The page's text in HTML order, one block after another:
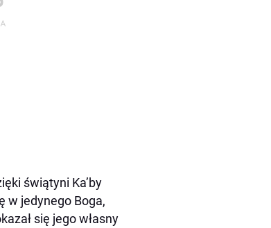
świątyni Ka’by
w jedynego Boga,
się jego własny